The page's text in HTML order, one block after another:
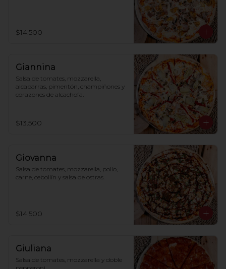
$14.500
Giannina
Salsa de tomates, mozzarella,
alcaparras, pimentón, champiñones y
corazones de alcachofa.
$13.500
Giovanna
Salsa de tomates, mozzarella, pollo,
carne, cebollín y salsa de ostras.
$14.500
Giuliana
Salsa de tomates, mozzarella y doble